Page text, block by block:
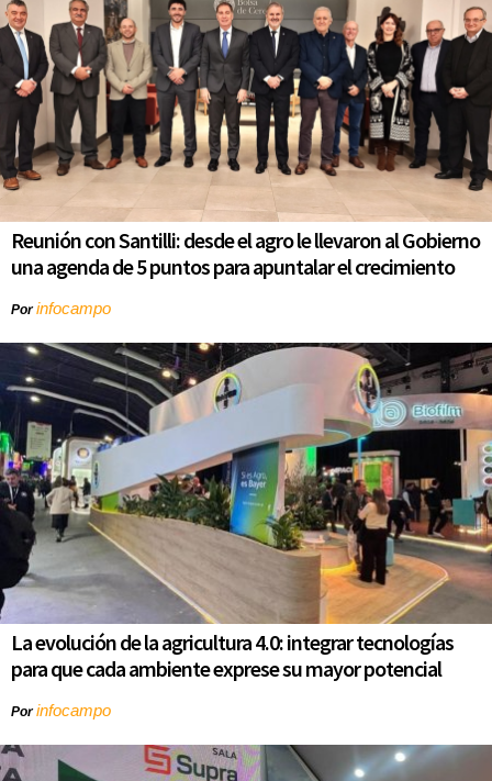
Reunión con Santilli: desde el agro le llevaron al Gobierno
una agenda de 5 puntos para apuntalar el crecimiento
Porinfocampo
La evolución de la agricultura 4.0: integrar tecnologías
para que cada ambiente exprese su mayor potencial
Porinfocampo